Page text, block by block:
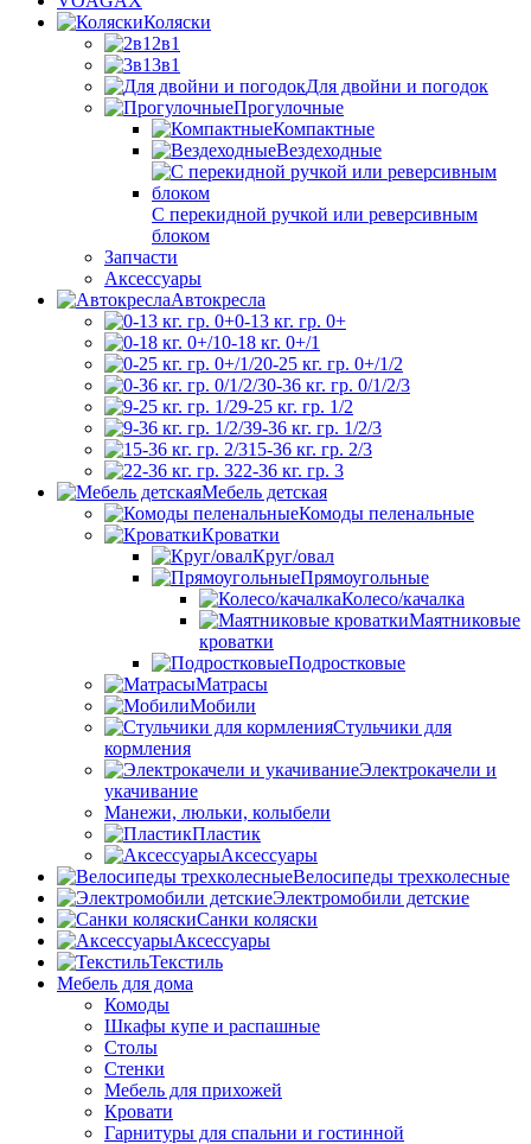
Коляски
2в1
3в1
Для двойни и погодок
Прогулочные
Компактные
Вездеходные
С перекидной ручкой или реверсивным
блоком
Запчасти
Аксессуары
Автокресла
0-13 кг. гр. 0+
0-18 кг. 0+/1
0-25 кг. гр. 0+/1/2
0-36 кг. гр. 0/1/2/3
9-25 кг. гр. 1/2
9-36 кг. гр. 1/2/3
15-36 кг. гр. 2/3
22-36 кг. гр. 3
Мебель детская
Комоды пеленальные
Кроватки
Круг/овал
Прямоугольные
Колесо/качалка
Маятниковые
кроватки
Подростковые
Матрасы
Мобили
Стульчики для
кормления
Электрокачели и
укачивание
Манежи, люльки, колыбели
Пластик
Аксессуары
Велосипеды трехколесные
Электромобили детские
Санки коляски
Аксессуары
Текстиль
Мебель для дома
Комоды
Шкафы купе и распашные
Столы
Стенки
Мебель для прихожей
Кровати
Гарнитуры для спальни и гостинной